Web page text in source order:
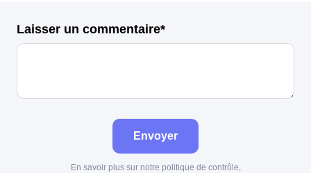
Laisser un commentaire*
Envoyer
En savoir plus sur notre politique de contrôle,